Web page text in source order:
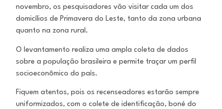
novembro, os pesquisadores vão visitar cada um dos
domicílios de Primavera do Leste, tanto da zona urbana
quanto na zona rural.
O levantamento realiza uma ampla coleta de dados
sobre a população brasileira e permite traçar um perfil
socioeconômico do país.
Fiquem atentos, pois os recenseadores estarão sempre
uniformizados, com o colete de identificação, boné do